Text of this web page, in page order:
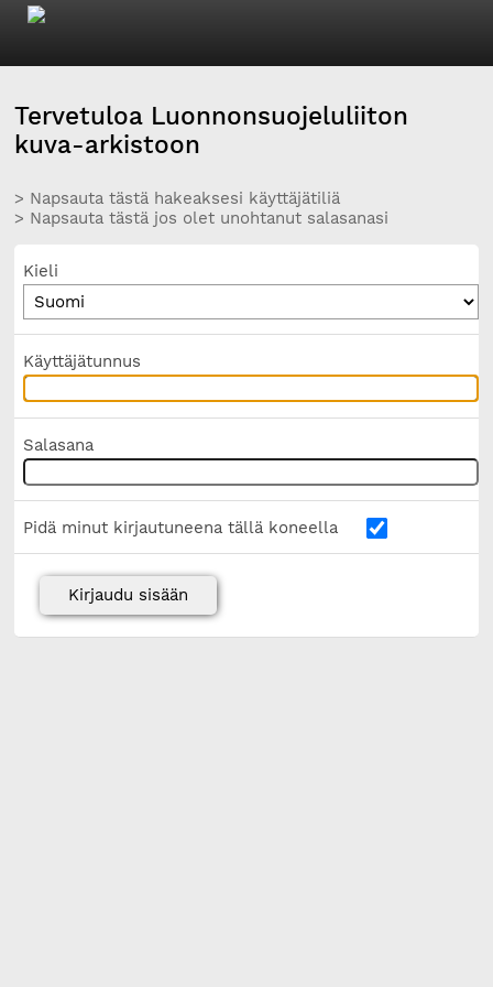
Tervetuloa Luonnonsuojeluliiton
kuva-arkistoon
> Napsauta tästä hakeaksesi käyttäjätiliä
> Napsauta tästä jos olet unohtanut salasanasi
Kieli
Käyttäjätunnus
Salasana
Pidä minut kirjautuneena tällä koneella